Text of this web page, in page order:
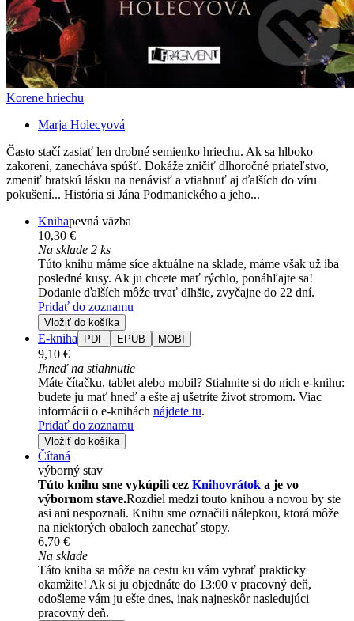
Korene hriechu
Marja Holecyová
Často stačí zasiať len drobné semienko hriechu. Ak sa hlboko
zakorení, zanecháva spúšť. Dokáže zničiť dlhoročné priateľstvo,
zmeniť bratskú lásku na nenávisť a vtiahnuť aj ďalších do víru
pokušení... História si Jána Podmanického a jeho...
Knihapevná väzba
10,30 €
Na sklade 2 ks
Túto knihu máme síce aktuálne na sklade, máme však už iba
posledné kusy. Ak ju chcete mať rýchlo, ponáhľajte sa!
Dodanie ďalších môže trvať dlhšie, zvyčajne do 22 dní.
Pridať do zoznamu
Vložiť do košíka
E-kniha PDF EPUB MOBI
9,10 €
Ihneď na stiahnutie
Máte čítačku, tablet alebo mobil? Stiahnite si do nich e-knihu:
budete ju mať hneď a ešte aj ušetríte život stromom. Viac
informácii o e-knihách nájdete tu.
Pridať do zoznamu
Vložiť do košíka
Čítaná
výborný stav
Túto knihu sme vykúpili cez Knihovrátok a je vo
výbornom stave.Rozdiel medzi touto knihou a novou by ste
asi ani nespoznali. Knihu sme označili nálepkou, ktorá môže
na niektorých obaloch zanechať stopy.
6,70 €
Na sklade
Táto kniha sa môže na cestu ku vám vybrať prakticky
okamžite! Ak si ju objednáte do 13:00 v pracovný deň,
odošleme vám ju ešte dnes, inak najneskôr nasledujúci
pracovný deň.